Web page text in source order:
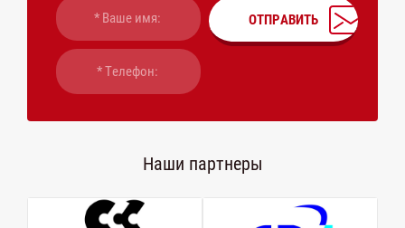
ОТПРАВИТЬ
Наши партнеры